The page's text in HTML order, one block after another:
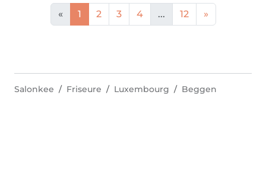
« 1 2 3 4 ... 12 »
Salonkee Friseure Luxembourg Beggen